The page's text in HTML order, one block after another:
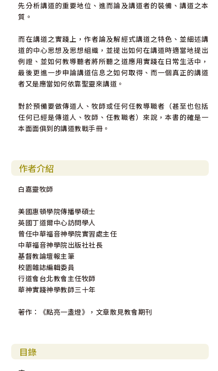
先分析講道的重要地位、進而論及講道者的裝備、講道之本
質。
而在講道之實踐上，作者論及解經式講道之特色、並細述講
道的中心思想及思想組織，並提出如何在講道時適當地提出
例證、並如何教導聽者將所聽之道應用實踐在日常生活中，
最後更進一步申論講道信息之如何取得、而一個真正的講道
者又是應當如何依靠聖靈來講道。
對於預備要做傳道人、牧師或任何任教導職者（甚至也包括
任何已經是傳道人、牧師、任教職者）來說，本書的確是一
本面面俱到的講道教戰手冊。
作者介紹
白嘉靈牧師
美國惠頓學院傳播學碩士
英國丁道爾中心訪問學人
曾任中華福音神學院實習處主任
中華福音神學院出版社社長
基督教論壇報主筆
校園雜誌編輯委員
行道會台北教會主任牧師
華神實踐神學教師三十年
著作：《點亮一盞燈》，文章散見教會期刊
目錄